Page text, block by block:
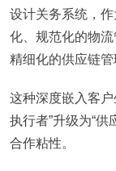
设计关务系统，
化、规范化的物
精细化的供应链管
这种深度嵌入客
执行者”升级为“
合作粘性。